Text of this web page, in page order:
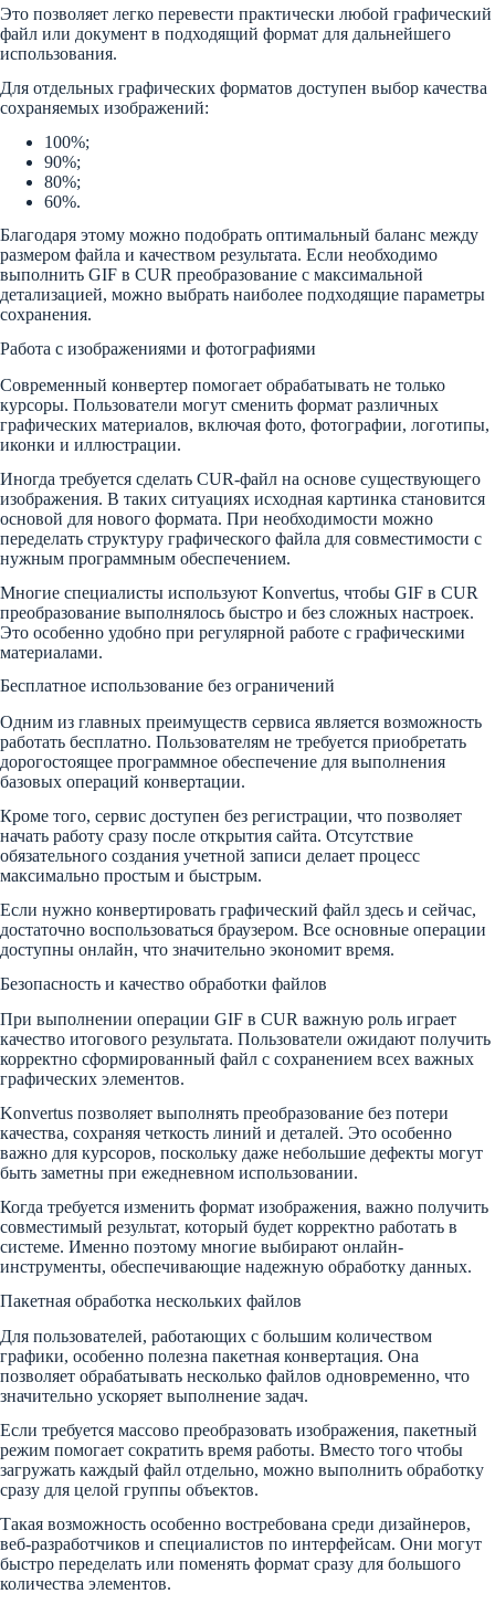
Это позволяет легко перевести практически любой графический
файл или документ в подходящий формат для дальнейшего
использования.
Для отдельных графических форматов доступен выбор качества
сохраняемых изображений:
100%;
90%;
80%;
60%.
Благодаря этому можно подобрать оптимальный баланс между
размером файла и качеством результата. Если необходимо
выполнить GIF в CUR преобразование с максимальной
детализацией, можно выбрать наиболее подходящие параметры
сохранения.
Работа с изображениями и фотографиями
Современный конвертер помогает обрабатывать не только
курсоры. Пользователи могут сменить формат различных
графических материалов, включая фото, фотографии, логотипы,
иконки и иллюстрации.
Иногда требуется сделать CUR-файл на основе существующего
изображения. В таких ситуациях исходная картинка становится
основой для нового формата. При необходимости можно
переделать структуру графического файла для совместимости с
нужным программным обеспечением.
Многие специалисты используют Konvertus, чтобы GIF в CUR
преобразование выполнялось быстро и без сложных настроек.
Это особенно удобно при регулярной работе с графическими
материалами.
Бесплатное использование без ограничений
Одним из главных преимуществ сервиса является возможность
работать бесплатно. Пользователям не требуется приобретать
дорогостоящее программное обеспечение для выполнения
базовых операций конвертации.
Кроме того, сервис доступен без регистрации, что позволяет
начать работу сразу после открытия сайта. Отсутствие
обязательного создания учетной записи делает процесс
максимально простым и быстрым.
Если нужно конвертировать графический файл здесь и сейчас,
достаточно воспользоваться браузером. Все основные операции
доступны онлайн, что значительно экономит время.
Безопасность и качество обработки файлов
При выполнении операции GIF в CUR важную роль играет
качество итогового результата. Пользователи ожидают получить
корректно сформированный файл с сохранением всех важных
графических элементов.
Konvertus позволяет выполнять преобразование без потери
качества, сохраняя четкость линий и деталей. Это особенно
важно для курсоров, поскольку даже небольшие дефекты могут
быть заметны при ежедневном использовании.
Когда требуется изменить формат изображения, важно получить
совместимый результат, который будет корректно работать в
системе. Именно поэтому многие выбирают онлайн-
инструменты, обеспечивающие надежную обработку данных.
Пакетная обработка нескольких файлов
Для пользователей, работающих с большим количеством
графики, особенно полезна пакетная конвертация. Она
позволяет обрабатывать несколько файлов одновременно, что
значительно ускоряет выполнение задач.
Если требуется массово преобразовать изображения, пакетный
режим помогает сократить время работы. Вместо того чтобы
загружать каждый файл отдельно, можно выполнить обработку
сразу для целой группы объектов.
Такая возможность особенно востребована среди дизайнеров,
веб-разработчиков и специалистов по интерфейсам. Они могут
быстро переделать или поменять формат сразу для большого
количества элементов.